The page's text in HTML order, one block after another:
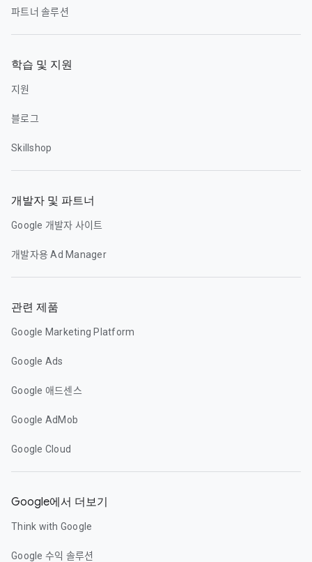
파트너 솔루션
학습 및 지원
지원
블로그
Skillshop
개발자 및 파트너
Google 개발자 사이트
개발자용 Ad Manager
관련 제품
Google Marketing Platform
Google Ads
Google 애드센스
Google AdMob
Google Cloud
Google에서 더보기
Think with Google
Google 수익 솔루션